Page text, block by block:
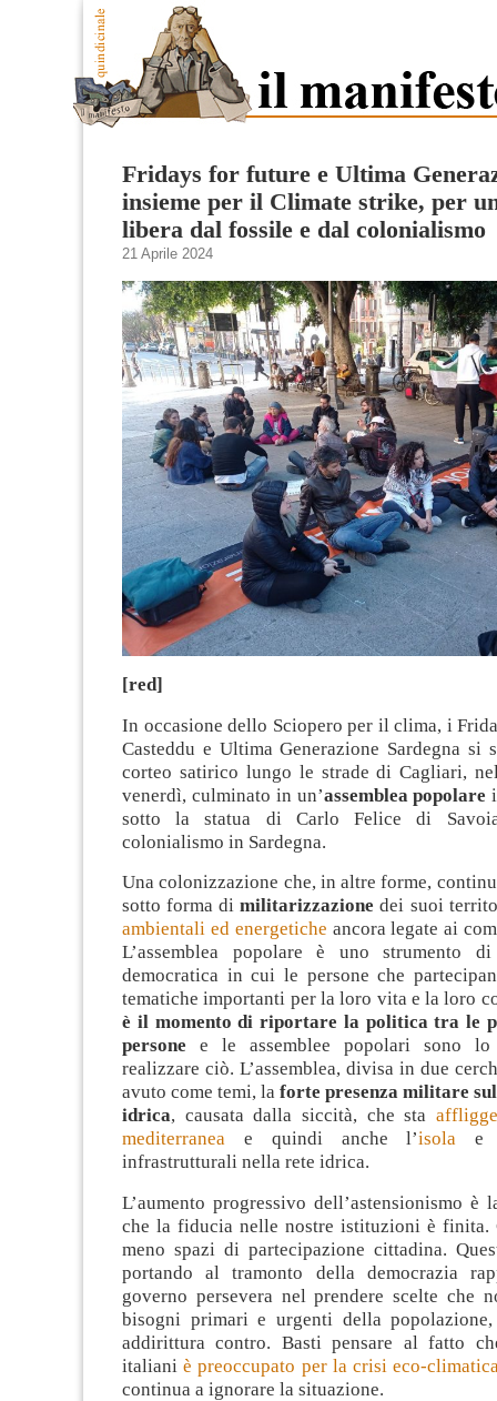
Fridays for future e Ultima
insieme per il Climate strike, per
libera dal fossile e dal colonialismo
21 Aprile 2024
[red]
In occasione dello Sciopero per il clima, i
Casteddu e Ultima Generazione Sardegna
corteo satirico lungo le strade di Cagliari,
venerdì, culminato in un’assemblea popolare
sotto la statua di Carlo Felice di
colonialismo in Sardegna.
Una colonizzazione che, in altre forme,
sotto forma dimilitarizzazione dei suoi
ambientali ed energetiche ancora legate ai
L’assemblea popolare è uno strumento di
democratica in cui le persone che
tematiche importanti per la loro vita e la loro
è il momento di riportare la politica tra le
persone e le assemblee popolari sono lo
realizzare ciò. L’assemblea, divisa in due
avuto come temi, la forte presenza militare
idrica, causata dalla siccità, che sta
mediterranea e quindi anche l’isola e
infrastrutturali nella rete idrica.
L’aumento progressivo dell’astensionismo è
che la fiducia nelle nostre istituzioni è finita.
meno spazi di partecipazione cittadina.
portando al tramonto della democrazia
governo persevera nel prendere scelte che
bisogni primari e urgenti della
addirittura contro. Basti pensare al fatto
italianiè preoccupato per la crisi eco-
continua a ignorare la situazione.